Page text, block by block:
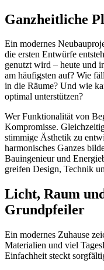
Ganzheitliche
Ein modernes
die ersten Entwürfe
genutzt wird – heute und
am häufigsten auf? Wie
in die Räume? Und wie
optimal unterstützen?
Wer Funktionalität von
Kompromisse.
stimmige Ästhetik zu
harmonisches Ganzes
Bauingenieur und
greifen Design, Technik
Licht, Raum
Grundpfeiler
Ein modernes Zuhause
Materialien und viel
Einfachheit steckt